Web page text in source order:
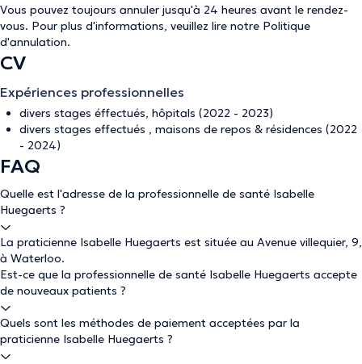
Vous pouvez toujours annuler jusqu'à 24 heures avant le rendez-
vous. Pour plus d'informations, veuillez lire notre Politique
d'annulation.
CV
Expériences professionnelles
divers stages éffectués, hôpitals (2022 - 2023)
divers stages effectués , maisons de repos & résidences (2022
- 2024)
FAQ
Quelle est l'adresse de la professionnelle de santé Isabelle
Huegaerts ?
La praticienne Isabelle Huegaerts est située au Avenue villequier, 9,
à Waterloo.
Est-ce que la professionnelle de santé Isabelle Huegaerts accepte
de nouveaux patients ?
Quels sont les méthodes de paiement acceptées par la
praticienne Isabelle Huegaerts ?